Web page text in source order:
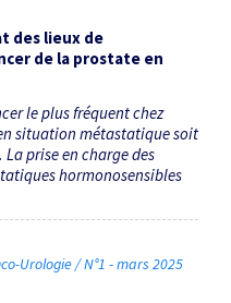
des lieux de
de la prostate en
le plus fréquent chez
situation métastatique soit
prise en charge des
hormonosensibles
Urologie / N°1 - mars 2025